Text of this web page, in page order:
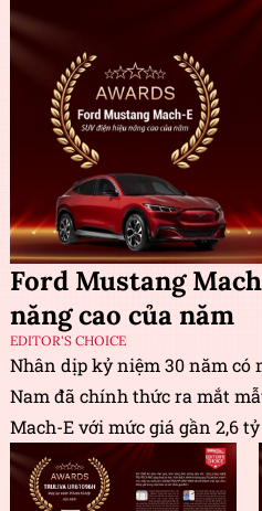
Ford Mustang
năng cao của năm
EDITOR'S CHOICE
Nhân dịp kỷ niệm 30 năm có
Nam đã chính thức ra mắt
Mach-E với mức giá gần 2,6